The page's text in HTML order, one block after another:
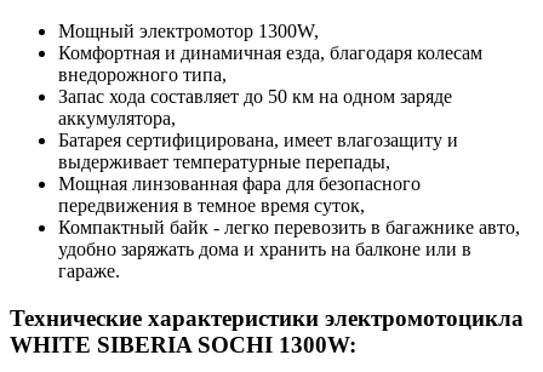
Мощный электромотор 1300W,
Комфортная и динамичная езда, благодаря колесам
внедорожного типа,
Запас хода составляет до 50 км на одном заряде
аккумулятора,
Батарея сертифицирована, имеет влагозащиту и
выдерживает температурные перепады,
Мощная линзованная фара для безопасного
передвижения в темное время суток,
Компактный байк - легко перевозить в багажнике авто,
удобно заряжать дома и хранить на балконе или в
гараже.
Технические характеристики электромотоцикла
WHITE SIBERIA SOCHI 1300W: